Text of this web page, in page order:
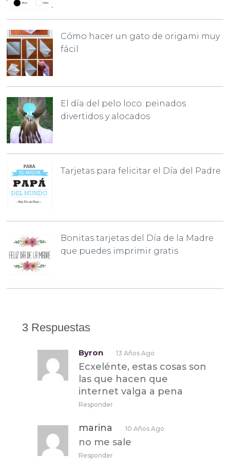
Cómo hacer un gato de origami muy
fácil
El día del pelo loco: peinados
divertidos y alocados
Tarjetas para felicitar el Día del Padre
Bonitas tarjetas del Día de la Madre
que puedes imprimir gratis
3 Respuestas
Byron 13 Años Ago
Ecxelénte, estas cosas son
las que hacen que
internet valga a pena
Responder
marina 10 Años Ago
no me sale
Responder